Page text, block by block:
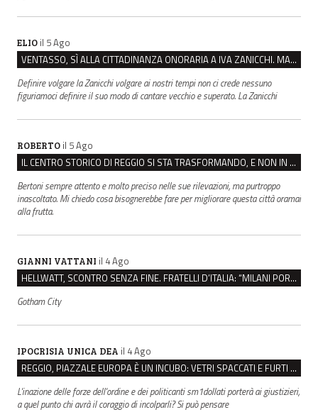
ELIO il 5 Ago
VENTASSO, SÌ ALLA CITTADINANZA ONORARIA A IVA ZANICCHI. MA BARGIACCHI: “È DI PESSIMO GUSTO”
Definire volgare la Zanicchi volgare ai nostri tempi non ci crede nessuno
figuriamoci definire il suo modo di cantare vecchio e superato. La Zanicchi
ROBERTO il 5 Ago
IL CENTRO STORICO DI REGGIO SI STA TRASFORMANDO, E NON IN MEGLIO
Bertoni sempre attento e molto preciso nelle sue rilevazioni, ma purtroppo
inascoltato. Mi chiedo cosa bisognerebbe fare per migliorare questa città oramai
alla frutta.
GIANNI VATTANI il 4 Ago
HELLWATT, SCONTRO SENZA FINE. FRATELLI D’ITALIA: “MILANI PORTA DOCUMENTI, DE FRANCO INSULTI”
Gotham City
IPOCRISIA UNICA DEA il 4 Ago
REGGIO, PIAZZALE EUROPA È UN INCUBO: VETRI SPACCATI E FURTI SULLE AUTO IN SOSTA
L'inazione delle forze dell'ordine e dei politicanti sm1dollati porterà ai giustizieri,
a quel punto chi avrà il coraggio di incolparli? Si può pensare